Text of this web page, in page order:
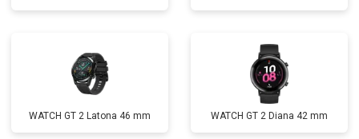
WATCH GT 2 Latona 46 mm WATCH GT 2 Diana 42 mm